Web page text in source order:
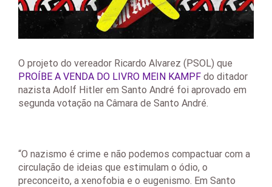
O projeto do vereador Ricardo Alvarez (PSOL) que
PROÍBE A VENDA DO LIVRO MEIN KAMPF do ditador
nazista Adolf Hitler em Santo André foi aprovado em
segunda votação na Câmara de Santo André.
“O nazismo é crime e não podemos compactuar com a
circulação de ideias que estimulam o ódio, o
preconceito, a xenofobia e o eugenismo. Em Santo